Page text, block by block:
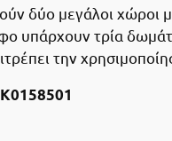
δύο μεγάλοι χώροι
υπάρχουν τρία
την